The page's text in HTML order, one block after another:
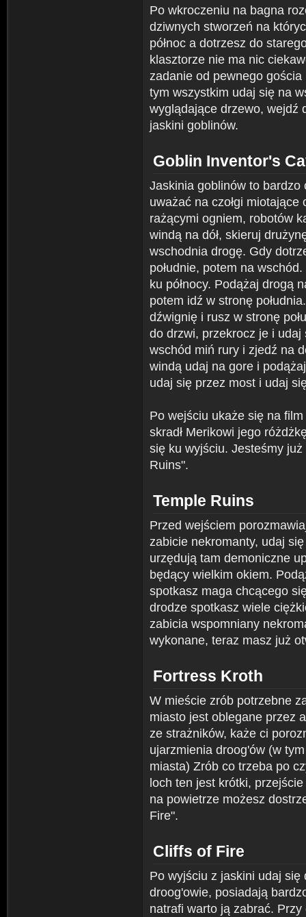
Po wkroczeniu na bagna
dziwnych stworzeń na
północ a dotrzesz do
klasztorze nie ma nic
zadanie od pewnego
tym wszystkim udaj się na
wyglądające drzewo, wejdź
jaskini goblinów.
Goblin Inventor's
Jaskinia goblinów to
uważać na czołgi
rażącymi ogniem, robotów
windą na dół, skieruj
wschodnia drogę. Gdy
południe, potem na
ku północy. Podążaj drogą
potem idź w stronę
dźwignię i rusz w stronę
do drzwi, przekrocz je i udaj
wschód miń rury i zjedź na
windą udaj na gore i
udaj się przez most i udaj
Po wejściu ukaże się na
skradł Merikowi jego
się ku wyjściu. Jesteśmy
Ruins".
Temple Ruins
Przed wejściem
zabicie nekromanty, udaj
urzędują tam demoniczne
będący wielkim okiem.
spotkasz maga chcącego
drodze spotkasz wiele
zabicia wspomniany
wykonane, teraz masz już
Fortress Kroth
W mieście zrób potrzebne
miasto jest oblegane przez
ze strażników, każe ci
ujarzmienia droog'ów (w
miasta) Zrób co trzeba po
loch ten jest krótki,
na powietrze możesz
Fire".
Cliffs of Fire
Po wyjściu z jaskini udaj się
droog'owie, posiadają
natrafi warto ją zabrać.